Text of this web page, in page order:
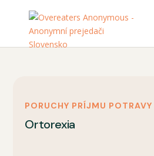
PORUCHY PRÍJMU POTRAVY
Ortorexia